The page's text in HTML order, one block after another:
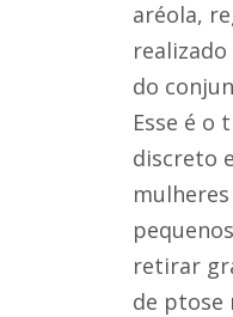
aréola,
do
Esse é o
discreto
retirar
de ptose